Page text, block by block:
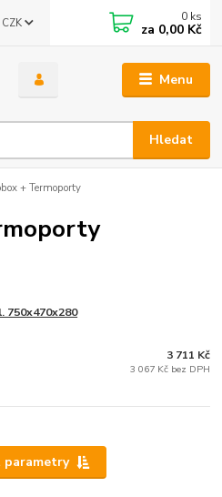
Menu
CZK
Hledat
0 ks
za 0,00 Kč
+ Termoporty
750x470x280
3 711 Kč
3 067 Kč bez DPH
parametry